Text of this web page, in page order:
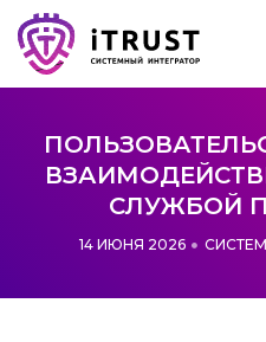
СЛУЖБОЙ
14 ИЮНЯ 2026